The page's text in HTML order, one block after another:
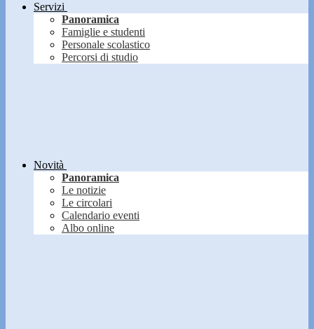
Servizi
Panoramica
Famiglie e studenti
Personale scolastico
Percorsi di studio
Novità
Panoramica
Le notizie
Le circolari
Calendario eventi
Albo online